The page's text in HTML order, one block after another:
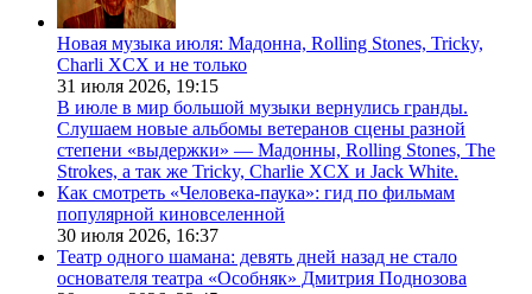
Новая музыка июля: Мадонна, Rolling Stones, Tricky,
Charli XCX и не только
31 июля 2026, 19:15
В июле в мир большой музыки вернулись гранды.
Слушаем новые альбомы ветеранов сцены разной
степени «выдержки» — Мадонны, Rolling Stones, The
Strokes, а так же Tricky, Charlie XCX и Jack White.
Как смотреть «Человека-паука»: гид по фильмам
популярной киновселенной
30 июля 2026, 16:37
Театр одного шамана: девять дней назад не стало
основателя театра «Особняк» Дмитрия Поднозова